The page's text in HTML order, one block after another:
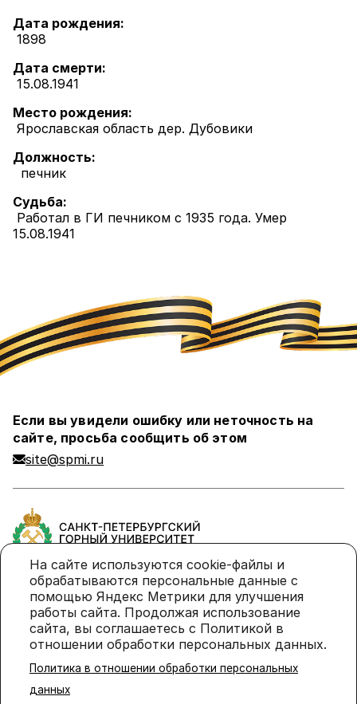
Дата рождения:
1898
Дата смерти:
15.08.1941
Место рождения:
Ярославская область дер. Дубовики
Должность:
печник
Судьба:
Работал в ГИ печником с 1935 года. Умер
15.08.1941
На сайте используются cookie-файлы и
обрабатываются персональные данные с
помощью Яндекс Метрики для улучшения
работы сайта. Продолжая использование
сайта, вы соглашаетесь с Политикой в
отношении обработки персональных данных.
Политика в отношении обработки персональных
данных
Если вы увидели ошибку или неточность на
сайте, просьба сообщить об этом
site@spmi.ru
Политика в отношении обработки персональных
данных
Политика использования cookie-файлов
императрицы Екатерины II